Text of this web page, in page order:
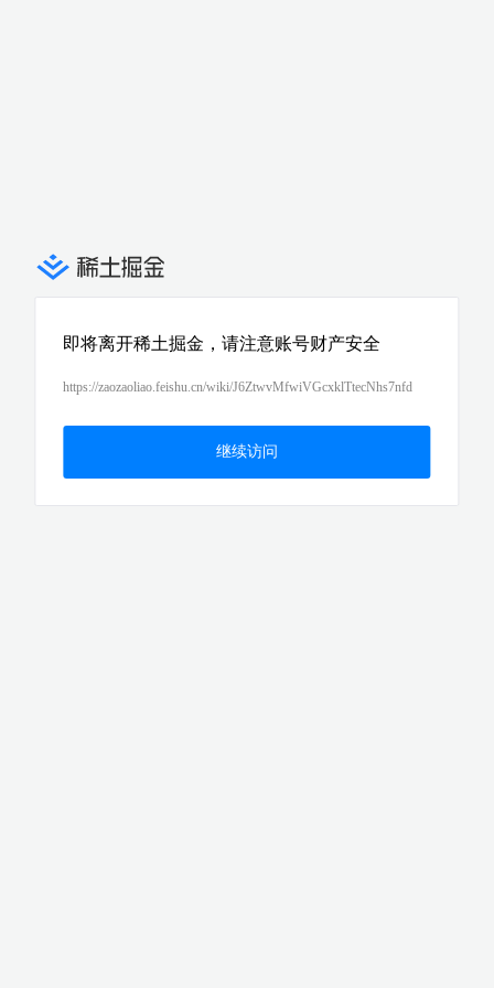
即将离开稀土掘金，请注意账号财产安全
https://zaozaoliao.feishu.cn/wiki/J6ZtwvMfwiVGcxklTtecNhs7nfd
继续访问